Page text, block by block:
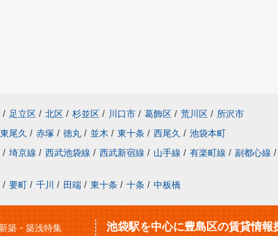
/ 足立区 / 北区 / 杉並区 / 川口市 / 葛飾区 / 荒川区 / 所沢市
東尾久 / 赤塚 / 徳丸 / 並木 / 東十条 / 西尾久 / 池袋本町
/ 埼京線 / 西武池袋線 / 西武新宿線 / 山手線 / 有楽町線 / 副都心線 /
/ 要町 / 千川 / 田端 / 東十条 / 十条 / 中板橋
新築・築浅特集 池袋駅を中心に豊島区の賃貸情報